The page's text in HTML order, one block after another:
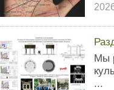
Мы
...